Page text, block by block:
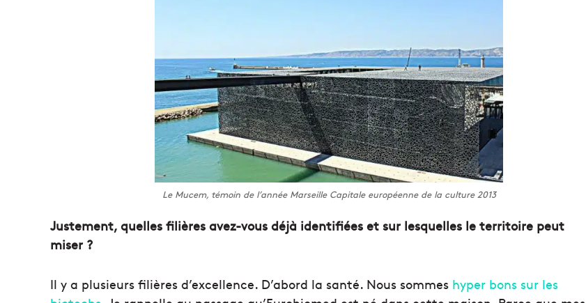
Le Mucem, témoin de l’année Marseille Capitale européenne de la culture 2013
Justement, quelles filières avez-vous déjà identifiées et sur lesquelles le territoire peut
miser ?
Il y a plusieurs filières d’excellence. D’abord la santé. Nous sommes hyper bons sur les